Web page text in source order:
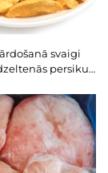
svaigi
persiku
svaigi
liellopsaimos,
process